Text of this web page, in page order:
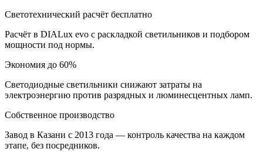
Светотехнический расчёт бесплатно
Расчёт в DIALux evo с раскладкой светильников и подбором
мощности под нормы.
Экономия до 60%
Светодиодные светильники снижают затраты на
электроэнергию против разрядных и люминесцентных ламп.
Собственное производство
Завод в Казани с 2013 года — контроль качества на каждом
этапе, без посредников.